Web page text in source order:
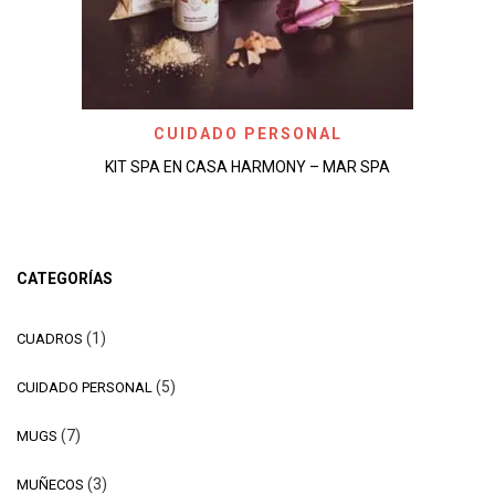
CUIDADO PERSONAL
KIT SPA EN CASA HARMONY – MAR SPA
CATEGORÍAS
CUADROS 1 producto
CUIDADO PERSONAL 5productos
MUGS 7productos
MUÑECOS 3productos